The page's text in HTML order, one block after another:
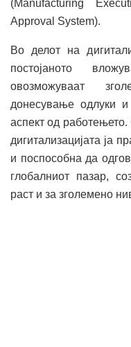
(Manufacturing
Approval System).
Во делот на
постојаното
овозможуваат
донесување одлуки и
аспект од
дигитализацијата ја
и поспособна да
глобалниот пазар,
раст и за зголемено